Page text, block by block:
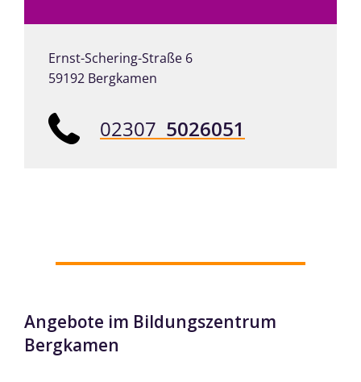
Ernst-Schering-Straße 6
59192 Bergkamen
02307 5026051
Angebote im Bildungszentrum
Bergkamen